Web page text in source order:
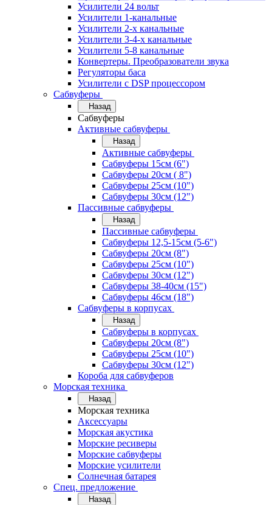
Усилители 24 вольт
Усилители 1-канальные
Усилители 2-х канальные
Усилители 3-4-х канальные
Усилители 5-8 канальные
Конвертеры. Преобразователи звука
Регуляторы баса
Усилители с DSP процессором
Сабвуферы
Назад
Сабвуферы
Активные сабвуферы
Назад
Активные сабвуферы
Сабвуферы 15см (6")
Сабвуферы 20см ( 8")
Сабвуферы 25см (10")
Сабвуферы 30см (12")
Пассивные сабвуферы
Назад
Пассивные сабвуферы
Сабвуферы 12,5-15см (5-6")
Сабвуферы 20см (8")
Сабвуферы 25см (10")
Сабвуферы 30см (12")
Сабвуферы 38-40см (15")
Сабвуферы 46см (18")
Сабвуферы в корпусах
Назад
Сабвуферы в корпусах
Сабвуферы 20см (8")
Сабвуферы 25см (10")
Сабвуферы 30см (12")
Короба для сабвуферов
Морская техника
Назад
Морская техника
Аксессуары
Морская акустика
Морские ресиверы
Морские сабвуферы
Морские усилители
Солнечная батарея
Спец. предложение
Назад